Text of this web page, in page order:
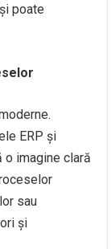
poate
ERP și
imagine clară
sau
și